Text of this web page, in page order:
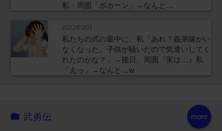
私・周囲「ポカーン」→なんと…
2022/03/01
私たちの式の最中に、私「あれ？義弟嫁がい
なくなった。子供が騒いだので気遣いしてく
れたのかな？」→後日、周囲『実は…』私
「えっ」→なんと…w
more
武勇伝